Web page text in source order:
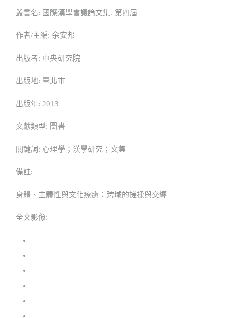
叢書名: 國際漢學會議論文集. 第四屆
作者/主編: 余安邦
出版者: 中央研究院
出版地: 臺北市
出版年: 2013
文獻類型: 圖書
關鍵詞: 心理學；漢學研究；文集
備註:
身體、主體性與文化療癒：跨域的搓揉與交纏
全文影像: